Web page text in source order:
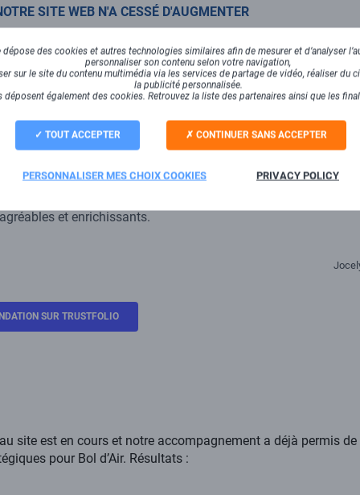
SITE WEB N'A CESSÉ D'AUGMENTER
besoin de booster notre visibilité sur internet et d'être
site web. Depuis ce jour, Axess Adcom assure
avec notamment : préconisation technique,
optimisation, référencement naturel, étude et mise à jour
campagnes facebook et Google Ads...
chargé, le suivi d'Axess Adcom nous permet de rester au fait
équipes nous poussent et nous accompagnent afin de rester
notre collaboration a débuté, la visibilité de notre site web
toujours à l'écoute, disponibles rapidement et nos échanges
et enrichissants.
SUR TRUSTFOLIO
site est en cours et notre accompagnement a déjà permis
pour Bol d’Air. Résultats :
dépose des cookies et autres technologies similaires afin de mesurer et d’analyser
personnaliser son contenu selon votre navigation,
sur le site du contenu multimédia via les services de partage de vidéo, réaliser du
la publicité personnalisée.
déposent également des cookies. Retrouvez la liste des partenaires ainsi que les
TOUT ACCEPTER CONTINUER SANS ACCEPTER
PERSONNALISER MES CHOIX COOKIES PRIVACY POLICY